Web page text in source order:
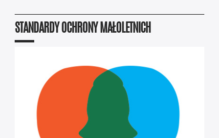
STANDARDY OCHRONY MAŁOLETNICH